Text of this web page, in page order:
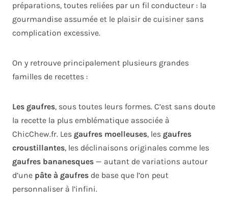
préparations, toutes reliées par un fil conducteur : la
gourmandise assumée et le plaisir de cuisiner sans
complication excessive.
On y retrouve principalement plusieurs grandes
familles de recettes :
Les gaufres, sous toutes leurs formes. C’est sans doute
la recette la plus emblématique associée à
ChicChew.fr. Les gaufres moelleuses, les gaufres
croustillantes, les déclinaisons originales comme les
gaufres bananesques — autant de variations autour
d’une pâte à gaufres de base que l’on peut
personnaliser à l’infini.